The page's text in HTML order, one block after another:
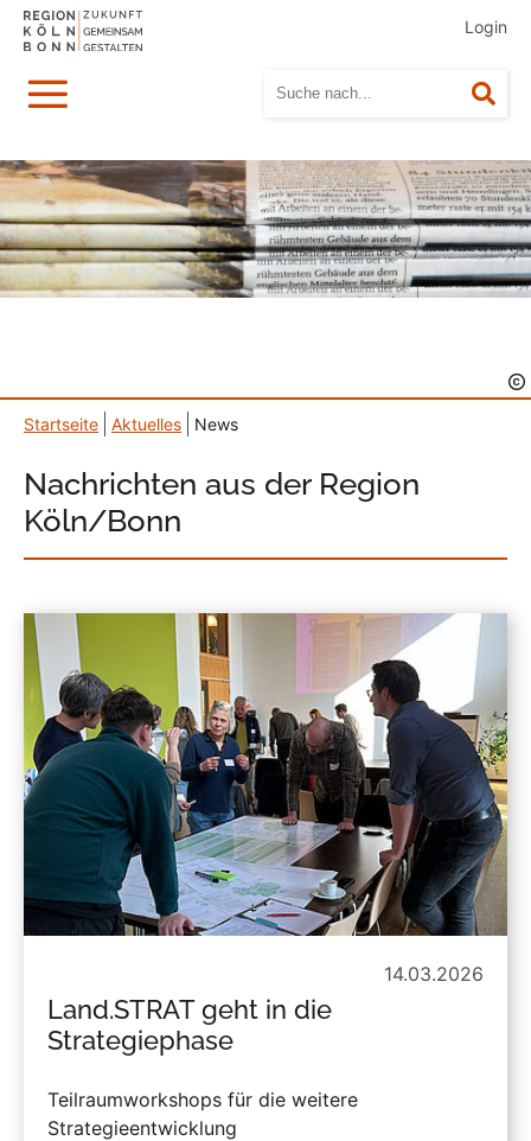
Login
Menü
Startseite Aktuelles News
Nachrichten aus der Region
Köln/Bonn
14.03.2026
Land.STRAT geht in die
Strategiephase
Teilraumworkshops für die weitere
Strategieentwicklung